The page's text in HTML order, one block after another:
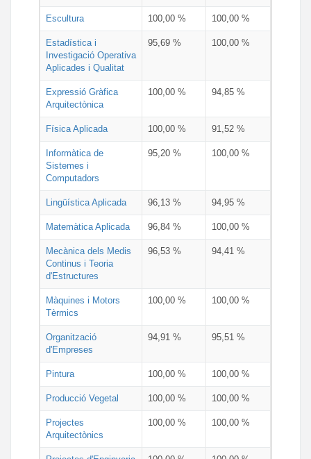
Escultura 100,00 % 100,00 %
Estadística i
Investigació Operativa
Aplicades i Qualitat
95,69 % 100,00 %
Expressió Gràfica
Arquitectònica
100,00 % 94,85 %
Física Aplicada 100,00 % 91,52 %
Informàtica de
Sistemes i
Computadors
95,20 % 100,00 %
Lingüística Aplicada 96,13 % 94,95 %
Matemàtica Aplicada 96,84 % 100,00 %
Mecànica dels Medis
Continus i Teoria
d'Estructures
96,53 % 94,41 %
Màquines i Motors
Tèrmics
100,00 % 100,00 %
Organització
d'Empreses
94,91 % 95,51 %
Pintura 100,00 % 100,00 %
Producció Vegetal 100,00 % 100,00 %
Projectes
Arquitectònics
100,00 % 100,00 %